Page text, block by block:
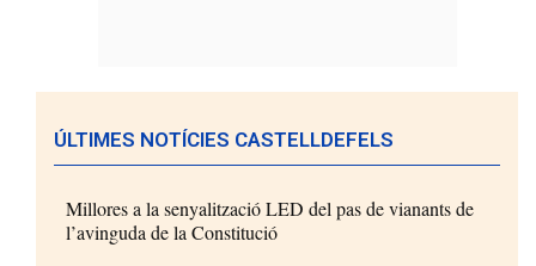
ÚLTIMES NOTÍCIES CASTELLDEFELS
Millores a la senyalització LED del pas de vianants de
l’avinguda de la Constitució